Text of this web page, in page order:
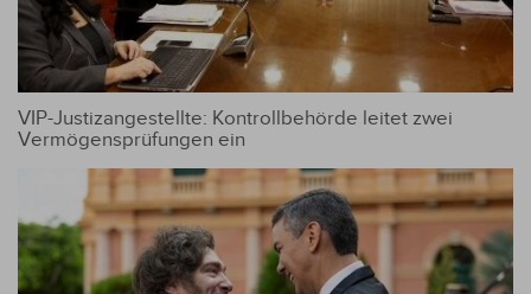
VIP-Justizangestellte: Kontrollbehörde leitet zwei
Vermögensprüfungen ein